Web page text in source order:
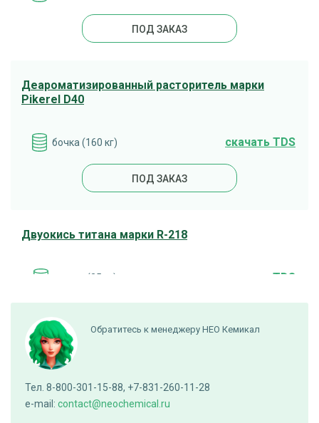
ПОД ЗАКАЗ
Деароматизированный расторитель марки
Pikerel D40
бочка (160 кг) cкачать TDS
ПОД ЗАКАЗ
Двуокись титана марки R-218
мешок (25 кг) cкачать TDS
Двуокись титана марки R-216
мешок (25 кг)
Обратитесь к менеджеру НЕО Кемикал
Тел. 8-800-301-15-88, +7-831-260-11-28
e-mail: contact@neochemical.ru